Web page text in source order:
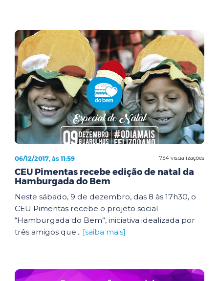
754 visualizações
06/12/2017, às 11:59
CEU Pimentas recebe edição de natal da
Hamburgada do Bem
Neste sábado, 9 de dezembro, das 8 às 17h30, o
CEU Pimentas recebe o projeto social
“Hamburgada do Bem”, iniciativa idealizada por
três amigos que... [saiba mais]